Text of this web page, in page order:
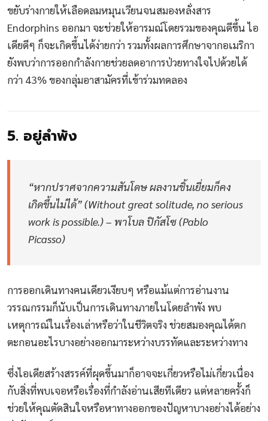
ขยับร่างกายให้เลือดลมหมุนเวียนจนสมองหลั่งสาร
Endorphins ออกมา จะช่วยให้อารมณ์โดยรวมของคุณดีขึ้น ไอ
เดียดีๆ ก็จะเกิดขึ้นได้ง่ายกว่า รวมทั้งผลการศึกษาจากอเมริกา
ยังพบว่าการออกกำลังกายช่วยลดอาการป่วยทางใจไปด้วยได้
กว่า 43% ของกลุ่มอาสามัครที่เข้าร่วมทดลอง
5. อยู่ลำพัง
“หากปราศจากความสันโดษ ผลงานชิ้นเยี่ยมก็คง
เกิดขึ้นไม่ได้” (Without great solitude, no serious
work is possible.) – พาโบล ปิกัสโซ (Pablo
Picasso)
การออกเดินทางคนเดียวเงียบๆ หรือแม้แต่การอ่านงาน
วรรณกรรมก็นับเป็นการเดินทางภายในโดยลำพัง พบ
เหตุการณ์ในเรื่องเล่าหรือว่าในชีวิตจริง ช่วยสมองคุณได้ตก
ตะกอนอะไรบางอย่างออกมาระหว่างบรรทัดและระหว่างทาง
ซึ่งไอเดียสร้างสรรค์ที่ผุดขึ้นมาก็อาจจะเกี่ยวหรือไม่เกี่ยวเนื่อง
กับสิ่งที่พบเจอหรือเรื่องที่กำลังอ่านเสียทีเดียว แต่หลายครั้งก็
ช่วยให้คุณตัดสินใจหรือหาทางออกของปัญหาบางอย่างได้อย่าง